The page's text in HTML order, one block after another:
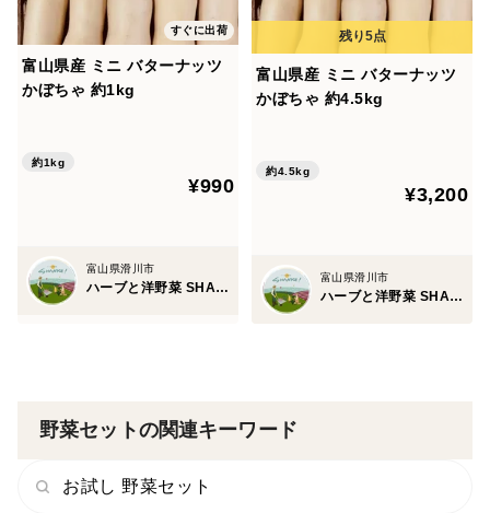
すぐに出荷
富山県産 ミニ バターナッツ
かぼちゃ 約1kg
約1kg
¥990
富山県滑川市
ハーブと洋野菜 SHANKE!
富山県産 ミニ バターナッツ
かぼちゃ 約4.5kg
約4.5kg
¥3,200
富山県滑川市
ハーブと洋野菜 SHANKE!
野菜セットの関連キーワード
お試し 野菜セット